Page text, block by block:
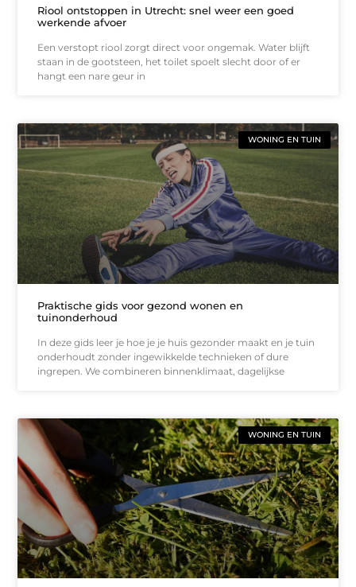
Riool ontstoppen in Utrecht: snel weer een goed
werkende afvoer
Een verstopt riool zorgt direct voor ongemak. Water blijft
staan in de gootsteen, het toilet spoelt slecht door of er
hangt een nare geur in
WONING EN TUIN
Praktische gids voor gezond wonen en
tuinonderhoud
In deze gids leer je hoe je je huis gezonder maakt en je tuin
onderhoudt zonder ingewikkelde technieken of dure
ingrepen. We combineren binnenklimaat, dagelijkse
WONING EN TUIN